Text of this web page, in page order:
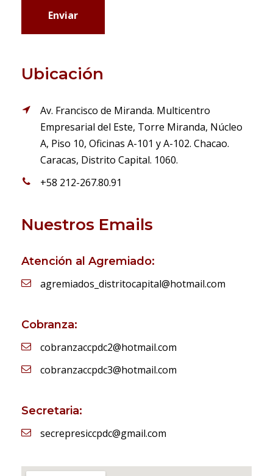
Ubicación
Av. Francisco de Miranda. Multicentro
Empresarial del Este, Torre Miranda, Núcleo
A, Piso 10, Oficinas A-101 y A-102. Chacao.
Caracas, Distrito Capital. 1060.
+58 212-267.80.91
Nuestros Emails
Atención al Agremiado:
agremiados_distritocapital@hotmail.com
Cobranza:
cobranzaccpdc2@hotmail.com
cobranzaccpdc3@hotmail.com
Secretaria:
secrepresiccpdc@gmail.com